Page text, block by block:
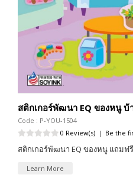
สติกเกอร์พัฒนา EQ ของหนู บ้
Code : P-YOU-1504
0 Review(s) | Be the
สติกเกอร์พัฒนา EQ ของหนู แถมฟ
Learn More